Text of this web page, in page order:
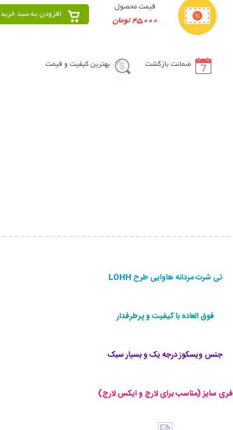
قیمت محصول
45,000 تومان
افزودن به سبد خرید
ضمانت بازگشت بهترین کیفیت و قیمت
تی شرت مردانه هاوایی طرح LOHH
فوق العاده با کیفیت و پرطرفدار
جنس ویسکوز درجه یک و بسیار سبک
فری سایز (مناسب برای لارج و ایکس لارج)